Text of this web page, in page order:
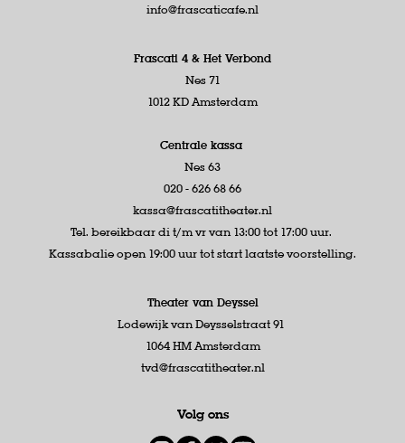
info@frascaticafe.nl
Frascati 4 & Het Verbond
Nes 71
1012 KD Amsterdam
Centrale kassa
Nes 63
020 - 626 68 66
kassa@frascatitheater.nl
Tel. bereikbaar di t/m vr van 13:00 tot 17:00 uur.
Kassabalie open 19:00 uur tot start laatste voorstelling.
Theater van Deyssel
Lodewijk van Deysselstraat 91
1064 HM Amsterdam
tvd@frascatitheater.nl
Volg ons